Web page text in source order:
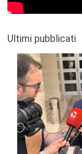
Ultimi pubblicati